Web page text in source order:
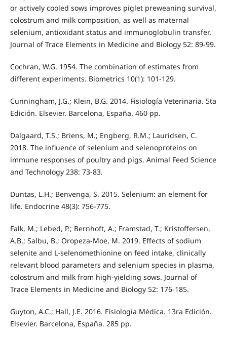
or actively cooled sows improves piglet preweaning survival,
colostrum and milk composition, as well as maternal
selenium, antioxidant status and immunoglobulin transfer.
Journal of Trace Elements in Medicine and Biology 52: 89-99.
Cochran, W.G. 1954. The combination of estimates from
different experiments. Biometrics 10(1): 101-129.
Cunningham, J.G.; Klein, B.G. 2014. Fisiología Veterinaria. 5ta
Edición. Elsevier. Barcelona, España. 460 pp.
Dalgaard, T.S.; Briens, M.; Engberg, R.M.; Lauridsen, C.
2018. The influence of selenium and selenoproteins on
immune responses of poultry and pigs. Animal Feed Science
and Technology 238: 73-83.
Duntas, L.H.; Benvenga, S. 2015. Selenium: an element for
life. Endocrine 48(3): 756-775.
Falk, M.; Lebed, P.; Bernhoft, A.; Framstad, T.; Kristoffersen,
A.B.; Salbu, B.; Oropeza-Moe, M. 2019. Effects of sodium
selenite and L-selenomethionine on feed intake, clinically
relevant blood parameters and selenium species in plasma,
colostrum and milk from high-yielding sows. Journal of
Trace Elements in Medicine and Biology 52: 176-185.
Guyton, A.C.; Hall, J.E. 2016. Fisiología Médica. 13ra Edición.
Elsevier. Barcelona, España. 285 pp.